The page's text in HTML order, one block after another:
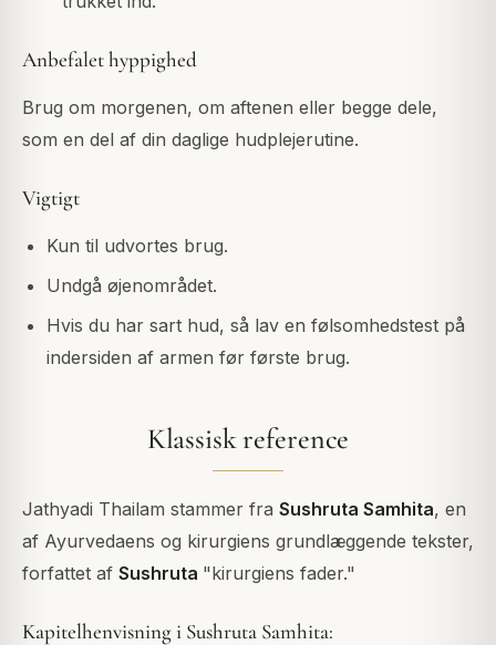
Anbefalet hyppighed
Brug om morgenen, om aftenen eller begge dele,
som en del af din daglige hudplejerutine.
Vigtigt
Kun til udvortes brug.
Undgå øjenområdet.
Hvis du har sart hud, så lav en følsomhedstest på
indersiden af armen før første brug.
Klassisk reference
Jathyadi Thailam stammer fra Sushruta Samhita, en
af Ayurvedaens og kirurgiens grundlæggende tekster,
forfattet af Sushruta "kirurgiens fader."
Kapitelhenvisning i Sushruta Samhita: